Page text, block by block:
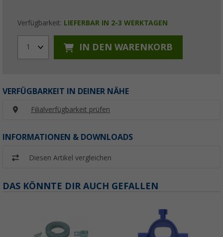
Verfügbarkeit: LIEFERBAR IN 2-3 WERKTAGEN
1 IN DEN WARENKORB
VERFÜGBARKEIT IN DEINER NÄHE
Filialverfügbarkeit prüfen
INFORMATIONEN & DOWNLOADS
Diesen Artikel vergleichen
DAS KÖNNTE DIR AUCH GEFALLEN